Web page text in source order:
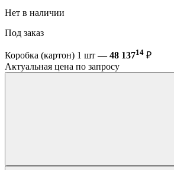
Нет в наличии
Под заказ
Коробка (картон) 1 шт — 48 13714 ₽
Актуальная цена по запросу